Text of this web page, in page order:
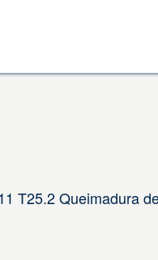
T25.2 Queimadura